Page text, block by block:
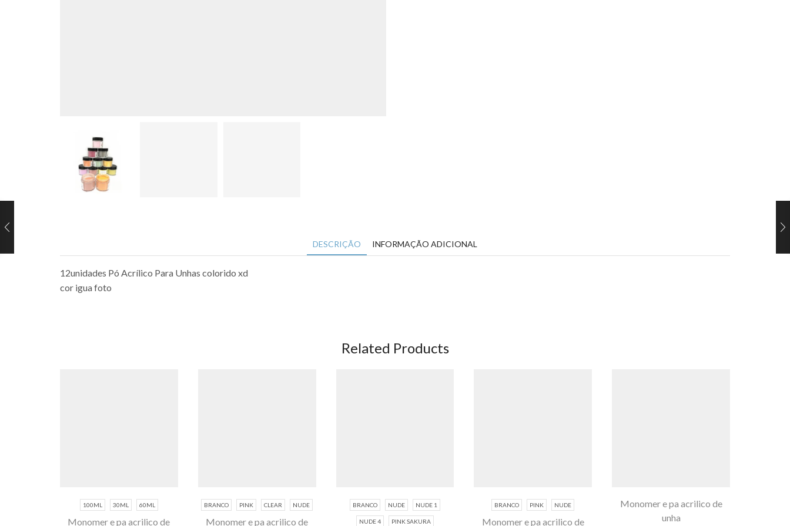
DESCRIÇÃO INFORMAÇÃO ADICIONAL
12unidades Pó Acrílico Para Unhas colorido xd
cor igua foto
Related Products
100ML 30ML 60ML
Monomer e pa acrilico de
BRANCO PINK CLEAR NUDE
Monomer e pa acrilico de
BRANCO NUDE NUDE 1
NUDE 4 PINK SAKURA
BRANCO PINK NUDE
Monomer e pa acrilico de
Monomer e pa acrilico de
unha